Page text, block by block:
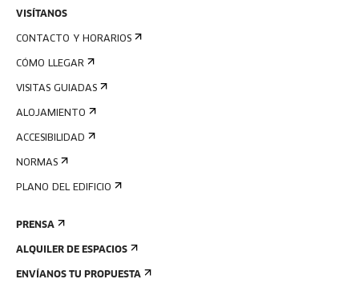
VISÍTANOS
CONTACTO Y HORARIOS
CÓMO LLEGAR
VISITAS GUIADAS
ALOJAMIENTO
ACCESIBILIDAD
NORMAS
PLANO DEL EDIFICIO
PRENSA
ALQUILER DE ESPACIOS
ENVÍANOS TU PROPUESTA